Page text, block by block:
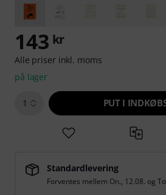
143 kr
Alle priser inkl. moms
på lager
1 PUT I
Standardlevering
Forventes mellem On., 12.08. og